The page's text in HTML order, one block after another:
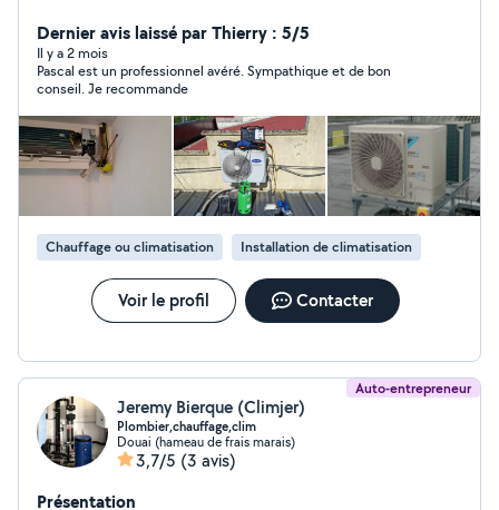
Dernier avis laissé par Thierry : 5/5
Il y a 2 mois
Pascal est un professionnel avéré. Sympathique et de bon
conseil. Je recommande
Chauffage ou climatisation Installation de climatisation
Voir le profil Contacter
Auto-entrepreneur
Jeremy Bierque (Climjer)
Plombier,chauffage,clim
Douai (hameau de frais marais)
3,7/5 (3 avis)
Présentation